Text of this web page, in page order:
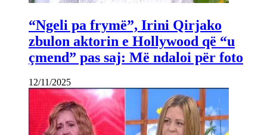
“Ngeli pa frymë”, Irini Qirjako
zbulon aktorin e Hollywood që “u
çmend” pas saj: Më ndaloi për foto
12/11/2025